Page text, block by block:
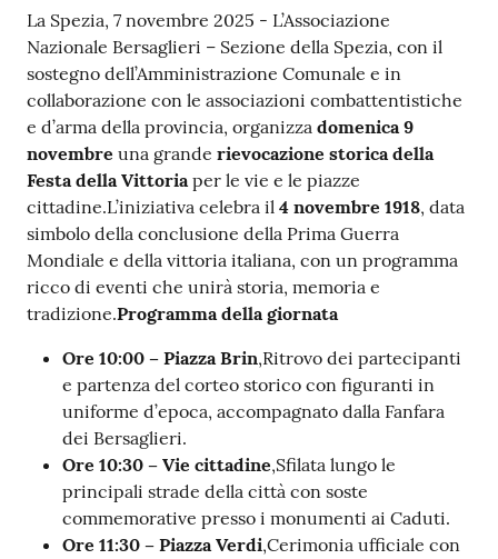
e
r
t
i
f
i
c
a
t
i
A
n
Contenuto
La Spezia, 7 novembre 2025 - L’Associazione
Nazionale Bersaglieri – Sezione della Spezia, con il
sostegno dell’Amministrazione Comunale e in
collaborazione con le associazioni combattentistiche
e d’arma della provincia, organizza domenica 9
novembre una grande rievocazione storica della
Festa della Vittoriaper le vie e le piazze
cittadine.L’iniziativa celebra il 4 novembre 1918, data
simbolo della conclusione della Prima Guerra
Mondiale e della vittoria italiana, con un programma
ricco di eventi che unirà storia, memoria e
tradizione.Programma della giornata
Ore 10:00 – Piazza Brin,Ritrovo dei partecipanti
e partenza del corteo storico con figuranti in
uniforme d’epoca, accompagnato dalla Fanfara
dei Bersaglieri.
Ore 10:30 – Vie cittadine,Sfilata lungo le
principali strade della città con soste
commemorative presso i monumenti ai Caduti.
Ore 11:30 – Piazza Verdi,Cerimonia ufficiale con